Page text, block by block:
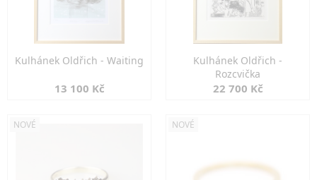
Kulhánek Oldřich - Waiting
13 100 Kč
Kulhánek Oldřich -
Rozcvička
22 700 Kč
NOVÉ NOVÉ